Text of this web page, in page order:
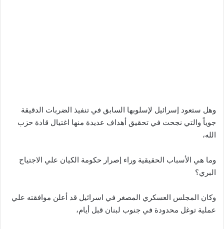
وهل ستعود إسرائيل لإسلوبها السابق في تنفيذ الضربات الدقيقة
جوياً والتي نجحت في تحقيق أهداف عديدة منها اغتيال قادة حزب
الله،
وما هي الأسباب الحقيقية وراء إصرار حكومة الكيان علي الاجتياح
البري؟
وكان المجلس العسكري المصغر في اسرائيل قد أعلن موافقته علي
عملية توغل محدودة في جنوب لبنان قبل أيام،